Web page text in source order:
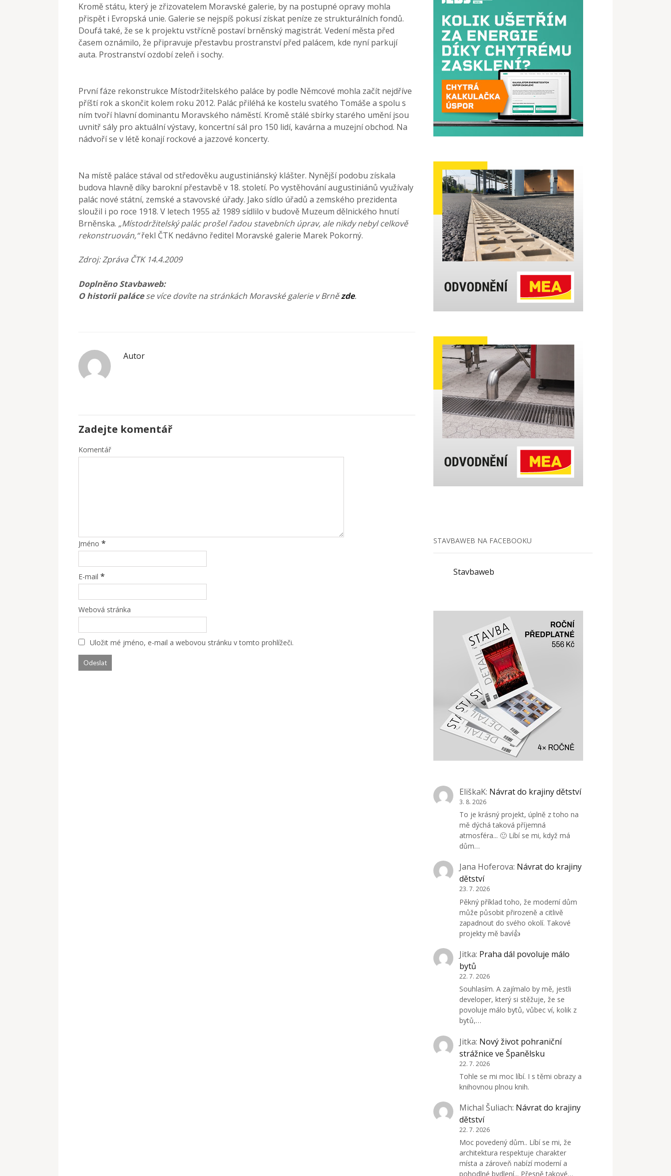
Kromě státu, který je zřizovatelem Moravské galerie, by na postupné opravy mohla
přispět i Evropská unie. Galerie se nejspíš pokusí získat peníze ze strukturálních fondů.
Doufá také, že se k projektu vstřícně postaví brněnský magistrát. Vedení města před
časem oznámilo, že připravuje přestavbu prostranství před palácem, kde nyní parkují
auta. Prostranství ozdobí zeleň i sochy.
První fáze rekonstrukce Místodržitelského paláce by podle Němcové mohla začít nejdříve
příští rok a skončit kolem roku 2012. Palác přiléhá ke kostelu svatého Tomáše a spolu s
ním tvoří hlavní dominantu Moravského náměstí. Kromě stálé sbírky starého umění jsou
uvnitř sály pro aktuální výstavy, koncertní sál pro 150 lidí, kavárna a muzejní obchod. Na
nádvoří se v létě konají rockové a jazzové koncerty.
Na místě paláce stával od středověku augustiniánský klášter. Nynější podobu získala
budova hlavně díky barokní přestavbě v 18. století. Po vystěhování augustiniánů využívaly
palác nové státní, zemské a stavovské úřady. Jako sídlo úřadů a zemského prezidenta
sloužil i po roce 1918. V letech 1955 až 1989 sídlilo v budově Muzeum dělnického hnutí
Brněnska. „Místodržitelský palác prošel řadou stavebních úprav, ale nikdy nebyl celkově
rekonstruován,“řekl ČTK nedávno ředitel Moravské galerie Marek Pokorný.
Zdroj: Zpráva ČTK 14.4.2009
Doplněno Stavbaweb:
O historii palácese více dovíte na stránkách Moravské galerie v Brnězde.
Autor
Zadejte komentář
Komentář
Jméno *
E-mail *
Webová stránka
Uložit mé jméno, e-mail a webovou stránku v tomto prohlížeči.
STAVBAWEB NA FACEBOOKU
Stavbaweb
EliškaK: Návrat do krajiny dětství
3. 8. 2026
To je krásný projekt, úplně z toho na
mě dýchá taková příjemná
atmosféra... 🙂 Líbí se mi, když má
dům…
Jana Hoferova: Návrat do krajiny
dětství
23. 7. 2026
Pěkný příklad toho, že moderní dům
může působit přirozeně a citlivě
zapadnout do svého okolí. Takové
projekty mě baví👍
Jitka: Praha dál povoluje málo
bytů
22. 7. 2026
Souhlasím. A zajímalo by mě, jestli
developer, který si stěžuje, že se
povoluje málo bytů, vůbec ví, kolik z
bytů,…
Jitka: Nový život pohraniční
strážnice ve Španělsku
22. 7. 2026
Tohle se mi moc líbí. I s těmi obrazy a
knihovnou plnou knih.
Michal Šuliach: Návrat do krajiny
dětství
22. 7. 2026
Moc povedený dům.. Líbí se mi, že
architektura respektuje charakter
místa a zároveň nabízí moderní a
pohodlné bydlení... Přesně takové…